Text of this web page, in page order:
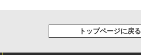
トップページに戻る